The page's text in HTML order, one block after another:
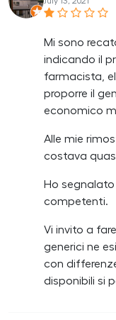
Mi sono
indicando il
farmacista,
proporre il
economico
Alle mie
costava
Ho
competenti.
Vi invito a
generici ne
con
disponibili si